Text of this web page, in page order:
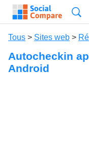
Tous > Sites web >
Autocheckin
Android